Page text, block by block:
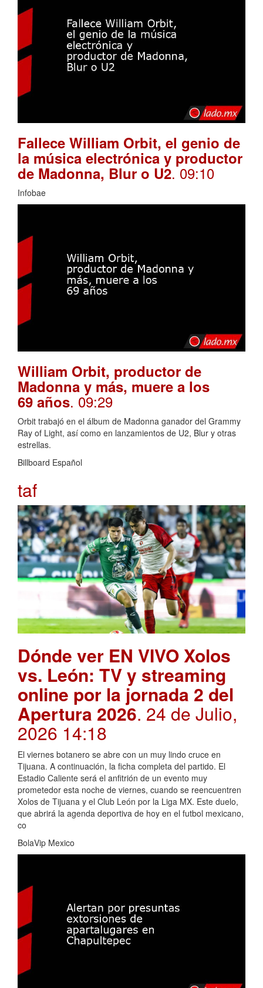
Fallece William Orbit, el genio de
la música electrónica y productor
de Madonna, Blur o U2. 09:10
Infobae
William Orbit, productor de
Madonna y más, muere a los
69 años. 09:29
Orbit trabajó en el álbum de Madonna ganador del Grammy
Ray of Light, así como en lanzamientos de U2, Blur y otras
estrellas.
Billboard Español
taf
Dónde ver EN VIVO Xolos
vs. León: TV y streaming
online por la jornada 2 del
Apertura 2026. 24 de Julio,
2026 14:18
El viernes botanero se abre con un muy lindo cruce en
Tijuana. A continuación, la ficha completa del partido. El
Estadio Caliente será el anfitrión de un evento muy
prometedor esta noche de viernes, cuando se reencuentren
Xolos de Tijuana y el Club León por la Liga MX. Este duelo,
que abrirá la agenda deportiva de hoy en el futbol mexicano,
co
BolaVip Mexico